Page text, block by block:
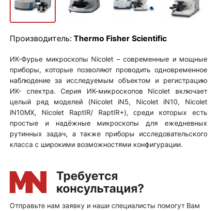
Производитель: Thermo Fisher Scientific
ИК-Фурье микроскопы Nicolet – современные и мощные
приборы, которые позволяют проводить одновременное
наблюдение за исследуемым объектом и регистрацию
ИК- спектра. Серия ИК-микроскопов Nicolet включает
целый ряд моделей (Nicolet iN5, Nicolet iN10, Nicolet
iN10MX, Nicolet RaptIR/ RaptIR+), среди которых есть
простые и надёжные микроскопы для ежедневных
рутинных задач, а также приборы исследовательского
класса с широкими возможностями конфигурации.
Отправьте нам заявку и наши специалисты помогут Вам